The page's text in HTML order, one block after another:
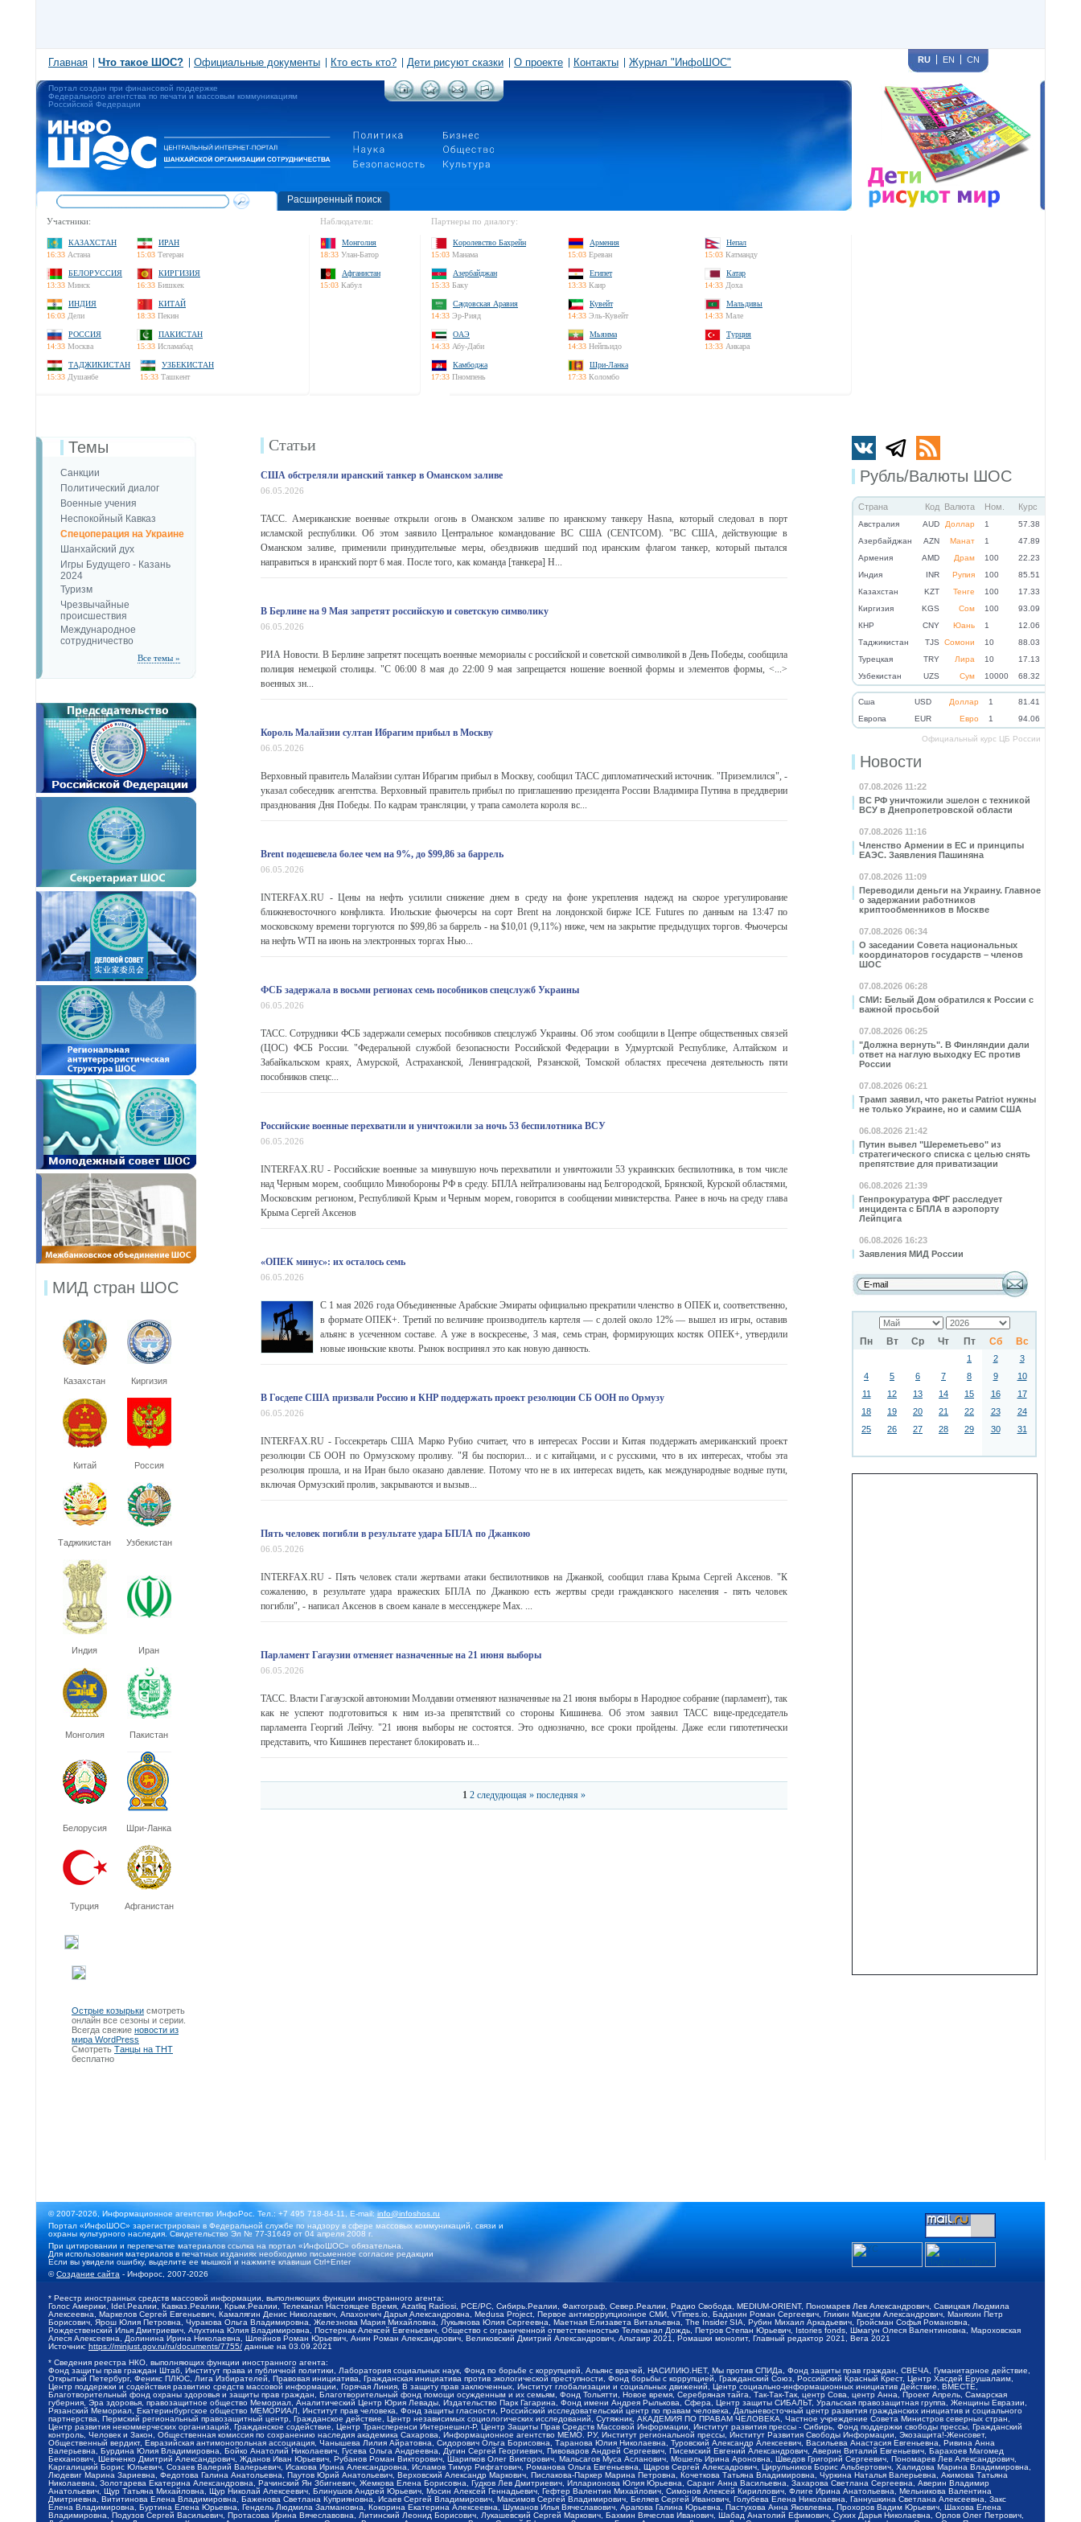
Главная Что такое ШОС? Официальные документы Кто есть кто? Дети рисуют сказки О проекте Контакты Журнал "ИнфоШОС" RU EN CN
Портал создан при финансовой поддержке
Федерального агентства по печати и массовым коммуникациям
Российской Федерации
Расширенный поиск
Участники:
КАЗАХСТАН
16:33 Астана
ИРАН
15:03 Тегеран
БЕЛОРУССИЯ
13:33 Минск
КИРГИЗИЯ
16:33 Бишкек
ИНДИЯ
16:03 Дели
КИТАЙ
18:33 Пекин
РОССИЯ
14:33 Москва
ПАКИСТАН
15:33 Исламабад
ТАДЖИКИСТАН
15:33 Душанбе
УЗБЕКИСТАН
15:33 Ташкент
Наблюдатели:
Монголия
18:33 Улан-Батор
Афганистан
15:03 Кабул
Партнеры по диалогу:
Королевство Бахрейн
15:03 Манама
Армения
15:03 Ереван
Непал
15:03 Катманду
Азербайджан
15:33 Баку
Египет
13:33 Каир
Катар
14:33 Доха
Саудовская Аравия
14:33 Эр-Рияд
Кувейт
14:33 Эль-Кувейт
Мальдивы
14:33 Мале
ОАЭ
14:33 Абу-Даби
Мьянма
14:33 Нейпьидо
Турция
13:33 Анкара
Камбоджа
17:33 Пномпень
Шри-Ланка
17:33 Коломбо
Рубль/Валюты ШОС
Страна Код Валюта Ном. Курс
Австралия AUD Доллар 1
57.38
Азербайджан
AZN Манат 1
47.89
Армения
AMD Драм 100
22.23
Индия
INR Рупия 100
85.51
Казахстан
KZT Тенге 100
17.33
Киргизия
KGS Сом 100
93.09
КНР
CNY Юань 1
12.06
Таджикистан
TJS Сомони 10
88.03
Турецкая
TRY Лира 10
17.13
Узбекистан
UZS Сум 10000 68.32
Cша USD Доллар 1
81.41
Eвропа
EUR Евро 1 94.06
Официальный курс ЦБ России
Новости
07.08.2026 11:22
ВС РФ уничтожили эшелон с техникой
ВСУ в Днепропетровской области
07.08.2026 11:16
Членство Армении в ЕС и принципы
ЕАЭС. Заявления Пашиняна
07.08.2026 11:09
Переводили деньги на Украину. Главное
о задержании работников
криптообменников в Москве
07.08.2026 06:34
О заседании Совета национальных
координаторов государств – членов
ШОС
07.08.2026 06:28
СМИ: Белый Дом обратился к России с
важной просьбой
07.08.2026 06:25
"Должна вернуть". В Финляндии дали
ответ на наглую выходку ЕС против
России
07.08.2026 06:21
Трамп заявил, что ракеты Patriot нужны
не только Украине, но и самим США
06.08.2026 21:42
Путин вывел "Шереметьево" из
стратегического списка с целью снять
препятствие для приватизации
06.08.2026 21:39
Генпрокуратура ФРГ расследует
инцидента с БПЛА в аэропорту
Лейпцига
06.08.2026 16:23
Заявления МИД России
Пн Вт Ср Чт Пт Сб Вс
1 2
3
4
5 6 7 8 9
10
11
12 13 14 15 16
17
18
19 20 21 22 23
24
25
26 27 28 29 30 31
Темы
Санкции
Политический диалог
Военные учения
Неспокойный Кавказ
Спецоперация на Украине
Шанхайский дух
Игры Будущего - Казань
2024
Туризм
Чрезвычайные
происшествия
Международное
сотрудничество
Все темы »
МИД стран ШОС
Казахстан Киргизия
Китай Россия
Таджикистан Узбекистан
Индия Иран
Монголия Пакистан
Белорусия Шри-Ланка
Турция Афганистан
Острые козырьки смотреть
онлайн все сезоны и серии.
Всегда свежие новости из
мира WordPress
Смотреть Танцы на ТНТ
бесплатно
Статьи
США обстреляли иранский танкер в Оманском заливе
06.05.2026
ТАСС. Американские военные открыли огонь в Оманском заливе по иранскому танкеру Hasna, который следовал в порт
исламской республики. Об этом заявило Центральное командование ВС США (CENTCOM). "ВС США, действующие в
Оманском заливе, применили принудительные меры, обездвижив шедший под иранским флагом танкер, который пытался
направиться в иранский порт 6 мая. После того, как команда [танкера] H...
В Берлине на 9 Мая запретят российскую и советскую символику
06.05.2026
РИА Новости. В Берлине запретят посещать военные мемориалы с российской и советской символикой в День Победы, сообщила
полиция немецкой столицы. "С 06:00 8 мая до 22:00 9 мая запрещается ношение военной формы и элементов формы, <...>
военных зн...
Король Малайзии султан Ибрагим прибыл в Москву
06.05.2026
Верховный правитель Малайзии султан Ибрагим прибыл в Москву, сообщил ТАСС дипломатический источник. "Приземлился", -
указал собеседник агентства. Верховный правитель прибыл по приглашению президента России Владимира Путина в преддверии
празднования Дня Победы. По кадрам трансляции, у трапа самолета короля вс...
Brent подешевела более чем на 9%, до $99,86 за баррель
06.05.2026
INTERFAX.RU - Цены на нефть усилили снижение днем в среду на фоне укрепления надежд на скорое урегулирование
ближневосточного конфликта. Июльские фьючерсы на сорт Brent на лондонской бирже ICE Futures по данным на 13:47 по
московскому времени торгуются по $99,86 за баррель - на $10,01 (9,11%) ниже, чем на закрытие предыдущих торгов. Фьючерсы
на нефть WTI на июнь на электронных торгах Нью...
ФСБ задержала в восьми регионах семь пособников спецслужб Украины
06.05.2026
ТАСС. Сотрудники ФСБ задержали семерых пособников спецслужб Украины. Об этом сообщили в Центре общественных связей
(ЦОС) ФСБ России. "Федеральной службой безопасности Российской Федерации в Удмуртской Республике, Алтайском и
Забайкальском краях, Амурской, Астраханской, Ленинградской, Рязанской, Томской областях пресечена деятельность пяти
пособников спецс...
Российские военные перехватили и уничтожили за ночь 53 беспилотника ВСУ
06.05.2026
INTERFAX.RU - Российские военные за минувшую ночь перехватили и уничтожили 53 украинских беспилотника, в том числе
над Черным морем, сообщило Минобороны РФ в среду. БПЛА нейтрализованы над Белгородской, Брянской, Курской областями,
Московским регионом, Республикой Крым и Черным морем, говорится в сообщении министерства. Ранее в ночь на среду глава
Крыма Сергей Аксенов
«ОПЕК минус»: их осталось семь
06.05.2026
С 1 мая 2026 года Объединенные Арабские Эмираты официально прекратили членство в ОПЕК и, соответственно,
в формате ОПЕК+. Третий по величине производитель картеля — с долей около 12% — вышел из игры, оставив
альянс в усеченном составе. А уже в воскресенье, 3 мая, семь стран, формирующих костяк ОПЕК+, утвердили
новые июньские квоты. Рынок воспринял это как новую данность.
В Госдепе США призвали Россию и КНР поддержать проект резолюции СБ ООН по Ормузу
06.05.2026
INTERFAX.RU - Госсекретарь США Марко Рубио считает, что в интересах России и Китая поддержать американский проект
резолюции СБ ООН по Ормузскому проливу. "Я бы поспорил... и с китайцами, и с русскими, что в их интересах, чтобы эта
резолюция прошла, и на Иран было оказано давление. Потому что не в их интересах видеть, как международные водные пути,
включая Ормузский пролив, закрываются и вызыв...
Пять человек погибли в результате удара БПЛА по Джанкою
06.05.2026
INTERFAX.RU - Пять человек стали жертвами атаки беспилотников на Джанкой, сообщил глава Крыма Сергей Аксенов. "К
сожалению, в результате удара вражеских БПЛА по Джанкою есть жертвы среди гражданского населения - пять человек
погибли", - написал Аксенов в своем канале в мессенджере Max. ...
Парламент Гагаузии отменяет назначенные на 21 июня выборы
06.05.2026
ТАСС. Власти Гагаузской автономии Молдавии отменяют назначенные на 21 июня выборы в Народное собрание (парламент), так
как не успеют подготовиться к ним из-за препятствий со стороны Кишинева. Об этом заявил ТАСС вице-председатель
парламента Георгий Лейчу. "21 июня выборы не состоятся. Это однозначно, все сроки пройдены. Даже если гипотетически
представить, что Кишинев перестанет блокировать и...
1 2 следудющая » последняя »
© 2007-2026, Информационное агентство ИнфоРос. Тел.: +7 495 718-84-11, E-mail:info@infoshos.ru
Портал «ИнфоШОС» зарегистрирован в Федеральной службе по надзору в сфере массовых коммуникаций, связи и
охраны культурного наследия. Свидетельство Эл № 77-31649 от 04 апреля 2008 г.
При цитировании и перепечатке материалов ссылка на портал «ИнфоШОС» обязательна.
Для использования материалов в печатных изданиях необходимо письменное согласие редакции
Если вы увидели ошибку, выделите ее мышкой и нажмите клавиши Ctrl+Enter
©Создание сайта - Инфорос, 2007-2026
* Реестр иностранных средств массовой информации, выполняющих функции иностранного агента:
Голос Америки, Idel.Реалии, Кавказ.Реалии, Крым.Реалии, Телеканал Настоящее Время, Azatliq Radiosi, PCE/PC, Сибирь.Реалии, Фактограф, Север.Реалии, Радио Свобода, MEDIUM-ORIENT, Пономарев Лев Александрович, Савицкая Людмила
Алексеевна, Маркелов Сергей Евгеньевич, Камалягин Денис Николаевич, Апахончич Дарья Александровна, Medusa Project, Первое антикоррупционное СМИ, VTimes.io, Баданин Роман Сергеевич, Гликин Максим Александрович, Маняхин Петр
Борисович, Ярош Юлия Петровна, Чуракова Ольга Владимировна, Железнова Мария Михайловна, Лукьянова Юлия Сергеевна, Маетная Елизавета Витальевна, The Insider SIA, Рубин Михаил Аркадьевич, Гройсман Софья Романовна,
Рождественский Илья Дмитриевич, Апухтина Юлия Владимировна, Постернак Алексей Евгеньевич, Общество с ограниченной ответственностью Телеканал Дождь, Петров Степан Юрьевич, Istories fonds, Шмагун Олеся Валентиновна, Мароховская
Алеся Алексеевна, Долинина Ирина Николаевна, Шлейнов Роман Юрьевич, Анин Роман Александрович, Великовский Дмитрий Александрович, Альтаир 2021, Ромашки монолит, Главный редактор 2021, Вега 2021
Источник: https://minjust.gov.ru/ru/documents/7755/ данные на 03.09.2021
* Сведения реестра НКО, выполняющих функции иностранного агента:
Фонд защиты прав граждан Штаб, Институт права и публичной политики, Лаборатория социальных наук, Фонд по борьбе с коррупцией, Альянс врачей, НАСИЛИЮ.НЕТ, Мы против СПИДа, Фонд защиты прав граждан, СВЕЧА, Гуманитарное действие,
Открытый Петербург, Феникс ПЛЮС, Лига Избирателей, Правовая инициатива, Гражданская инициатива против экологической преступности, Фонд борьбы с коррупцией, Гражданский Союз, Российский Красный Крест, Центр Хасдей Ерушалаим,
Центр поддержки и содействия развитию средств массовой информации, Горячая Линия, В защиту прав заключенных, Институт глобализации и социальных движений, Центр социально-информационных инициатив Действие, ВМЕСТЕ,
Благотворительный фонд охраны здоровья и защиты прав граждан, Благотворительный фонд помощи осужденным и их семьям, Фонд Тольятти, Новое время, Серебряная тайга, Так-Так-Так, центр Сова, центр Анна, Проект Апрель, Самарская
губерния, Эра здоровья, правозащитное общество Мемориал, Аналитический Центр Юрия Левады, Издательство Парк Гагарина, Фонд имени Андрея Рылькова, Сфера, Центр защиты СИБАЛЬТ, Уральская правозащитная группа, Женщины Евразии,
Рязанский Мемориал, Екатеринбургское общество МЕМОРИАЛ, Институт прав человека, Фонд защиты гласности, Российский исследовательский центр по правам человека, Дальневосточный центр развития гражданских инициатив и социального
партнерства, Пермский региональный правозащитный центр, Гражданское действие, Центр независимых социологических исследований, Сутяжник, АКАДЕМИЯ ПО ПРАВАМ ЧЕЛОВЕКА, Частное учреждение Совета Министров северных стран,
Центр развития некоммерческих организаций, Гражданское содействие, Центр Трансперенси Интернешнл-Р, Центр Защиты Прав Средств Массовой Информации, Институт развития прессы - Сибирь, Фонд поддержки свободы прессы, Гражданский
контроль, Человек и Закон, Общественная комиссия по сохранению наследия академика Сахарова, Информационное агентство МЕМО. РУ, Институт региональной прессы, Институт Развития Свободы Информации, Экозащита!-Женсовет,
Общественный вердикт, Евразийская антимонопольная ассоциация, Чанышева Лилия Айратовна, Сидорович Ольга Борисовна, Таранова Юлия Николаевна, Туровский Александр Алексеевич, Васильева Анастасия Евгеньевна, Ривина Анна
Валерьевна, Бурдина Юлия Владимировна, Бойко Анатолий Николаевич, Гусева Ольга Андреевна, Дугин Сергей Георгиевич, Пивоваров Андрей Сергеевич, Писемский Евгений Александрович, Аверин Виталий Евгеньевич, Барахоев Магомед
Бекханович, Шевченко Дмитрий Александрович, Жданов Иван Юрьевич, Рубанов Роман Викторович, Шарипков Олег Викторович, Мальсагов Муса Асланович, Мошель Ирина Ароновна, Шведов Григорий Сергеевич, Пономарев Лев Александрович,
Каргалицкий Борис Юльевич, Созаев Валерий Валерьевич, Исакова Ирина Александровна, Исламов Тимур Рифгатович, Романова Ольга Евгеньевна, Щаров Сергей Алексадрович, Цирульников Борис Альбертович, Халидова Марина Владимировна,
Людевиг Марина Зариевна, Федотова Галина Анатольевна, Паутов Юрий Анатольевич, Верховский Александр Маркович, Пислакова-Паркер Марина Петровна, Кочеткова Татьяна Владимировна, Чуркина Наталья Валерьевна, Акимова Татьяна
Николаевна, Золотарева Екатерина Александровна, Рачинский Ян Збигневич, Жемкова Елена Борисовна, Гудков Лев Дмитриевич, Илларионова Юлия Юрьевна, Саранг Анна Васильевна, Захарова Светлана Сергеевна, Аверин Владимир
Анатольевич, Щур Татьяна Михайловна, Щур Николай Алексеевич, Блинушов Андрей Юрьевич, Мосин Алексей Геннадьевич, Гефтер Валентин Михайлович, Симонов Алексей Кириллович, Флиге Ирина Анатольевна, Мельникова Валентина
Дмитриевна, Вититинова Елена Владимировна, Баженова Светлана Куприяновна, Исаев Сергей Владимирович, Максимов Сергей Владимирович, Беляев Сергей Иванович, Голубева Елена Николаевна, Ганнушкина Светлана Алексеевна, Закс
Елена Владимировна, Буртина Елена Юрьевна, Гендель Людмила Залмановна, Кокорина Екатерина Алексеевна, Шуманов Илья Вячеславович, Арапова Галина Юрьевна, Пастухова Анна Яковлевна, Прохоров Вадим Юрьевич, Шахова Елена
Владимировна, Подузов Сергей Васильевич, Протасова Ирина Вячеславовна, Литинский Леонид Борисович, Лукашевский Сергей Маркович, Бахмин Вячеслав Иванович, Шабад Анатолий Ефимович, Сухих Дарья Николаевна, Орлов Олег Петрович,